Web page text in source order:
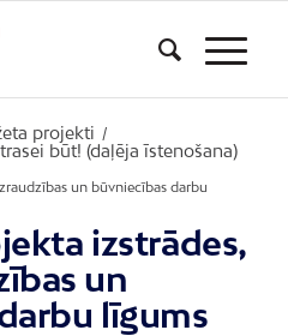
projekti /
būt! (daļēja īstenošana)
un būvniecības darbu
izstrādes,
un
līgums